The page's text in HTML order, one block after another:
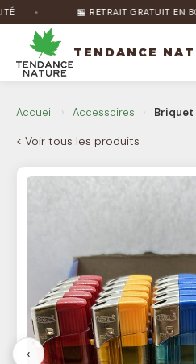
🏪 RETRAIT GRATUIT EN
TENDANCE
Accueil › Accessoires › Briquet
< Voir tous les produits
‹
🌿 En ligne
puis-je vous aider ?